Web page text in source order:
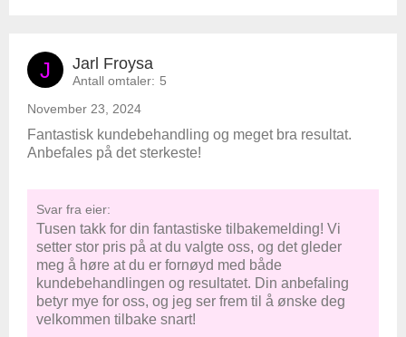
J Jarl Froysa
Antall omtaler: 5
November 23, 2024
Fantastisk kundebehandling og meget bra resultat.
Anbefales på det sterkeste!
Svar fra eier:
Tusen takk for din fantastiske tilbakemelding! Vi
setter stor pris på at du valgte oss, og det gleder
meg å høre at du er fornøyd med både
kundebehandlingen og resultatet. Din anbefaling
betyr mye for oss, og jeg ser frem til å ønske deg
velkommen tilbake snart!